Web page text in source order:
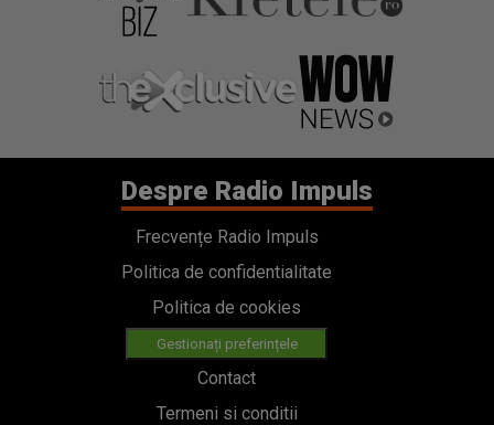
Despre Radio Impuls
Frecvențe Radio Impuls
Politica de confidentialitate
Politica de cookies
Gestionați preferințele
Contact
Termeni si conditii